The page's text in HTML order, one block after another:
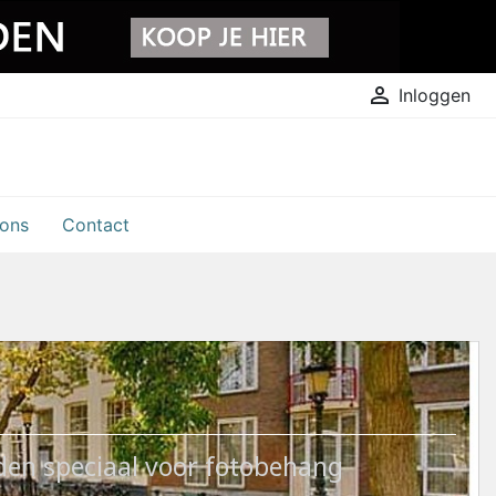
 Inloggen
Contact
speciaal voor fotobehang